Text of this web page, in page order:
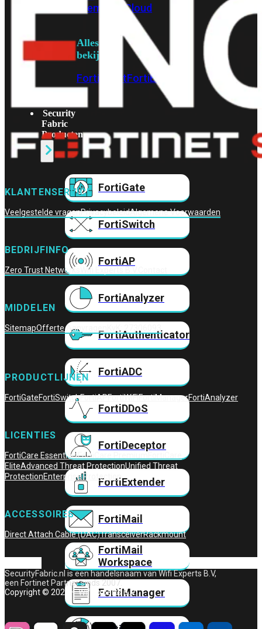
Prem
FortiCloud
Alles
bekijken
FortiClientFortiEndpoint
Security
Fabric
Producten
FortiGate
FortiSwitch
FortiAP
FortiAnalyzer
FortiAuthenticator
FortiADC
FortiDDoS
FortiDeceptor
FortiExtender
FortiMail
FortiMail
Workspace
FortiManager
KLANTENSERVICE
Veelgestelde vragenPrivacybeleidAlgemene Voorwaarden
BEDRIJFINFO
Zero Trust Networks Wifi Experts B.V.
MIDDELEN
SitemapOfferte Aanvragen KvK: 27306093
PRODUCTLIJNEN
FortiGateFortiSwitchFortiAPFortiWiFiFortiManagerFortiAnalyzer
LICENTIES
FortiCare EssentialsFortiCare Premium
FortiCare
EliteAdvanced Threat ProtectionUnified Threat
ProtectionEnterprise Protection
ACCESSOIRES
Direct Attach Cable (DAC)TransceiverRackmount
SecurityFabric.nl is een handelsnaam van Wifi Experts B.V,
een Fortinet Partner sinds 2007.
Copyright © 2026 – Wifi Experts B.V.